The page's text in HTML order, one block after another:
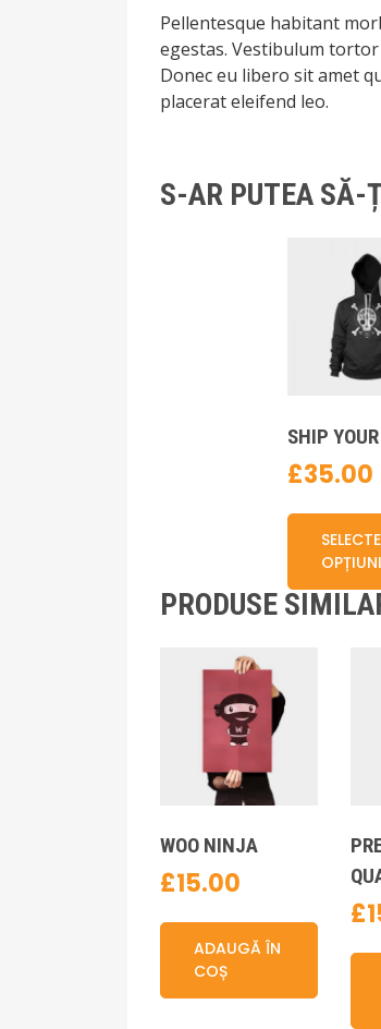
Pellentesque habitant
egestas. Vestibulum
Donec eu libero sit amet
placerat eleifend leo.
S-AR PUTEA
SHIP
£35.00
PRODUSE
WOO NINJA
£15.00
ADAUGĂ ÎN
COȘ
£